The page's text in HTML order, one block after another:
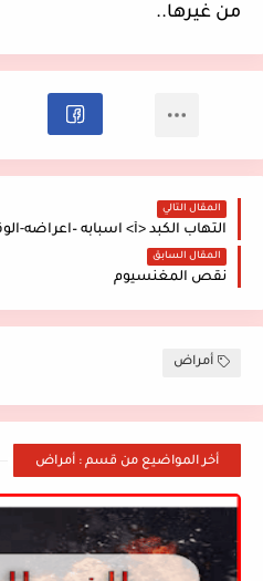
من غيرها..
المقال التالي
التهاب الكبد <أ> اسبابه –اعراضه-
المقال السابق
نقص المغنسيوم
أمراض
أخر المواضيع من قسم : أمراض